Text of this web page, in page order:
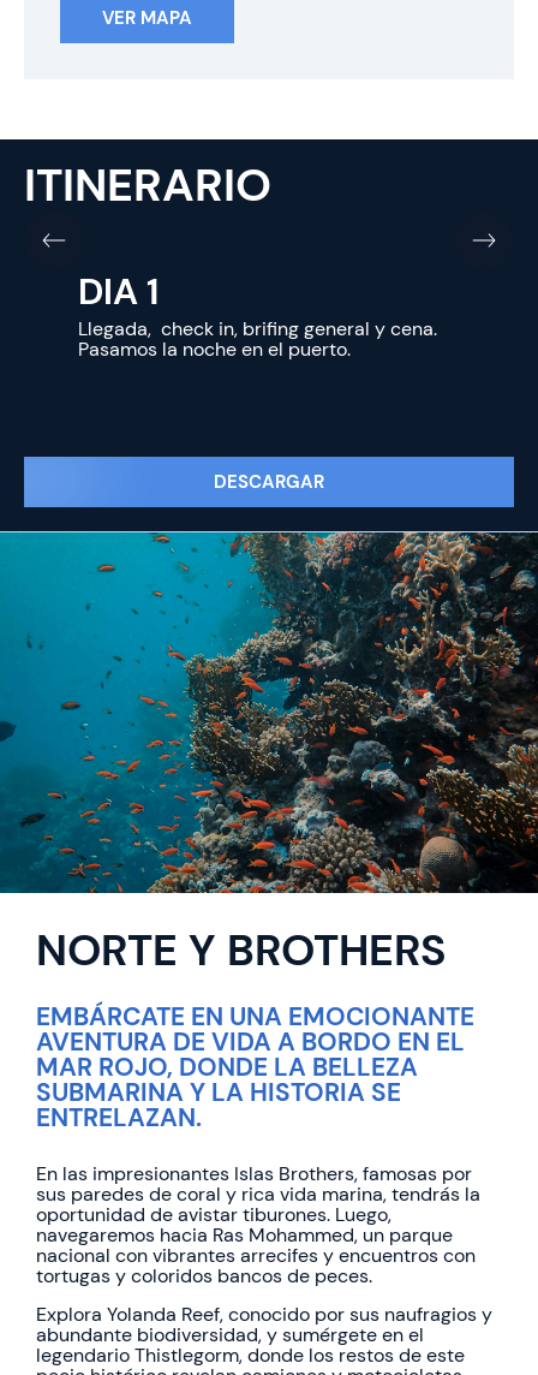
VER MAPA
ITINERARIO
DIA 1
Llegada, check in, brifing general y cena.
Pasamos la noche en el puerto.
DESCARGAR
NORTE Y BROTHERS
EMBÁRCATE EN UNA EMOCIONANTE
AVENTURA DE VIDA A BORDO EN EL
MAR ROJO, DONDE LA BELLEZA
SUBMARINA Y LA HISTORIA SE
ENTRELAZAN.
En las impresionantes Islas Brothers, famosas por
sus paredes de coral y rica vida marina, tendrás la
oportunidad de avistar tiburones. Luego,
navegaremos hacia Ras Mohammed, un parque
nacional con vibrantes arrecifes y encuentros con
tortugas y coloridos bancos de peces.
Explora Yolanda Reef, conocido por sus naufragios y
abundante biodiversidad, y sumérgete en el
legendario Thistlegorm, donde los restos de este